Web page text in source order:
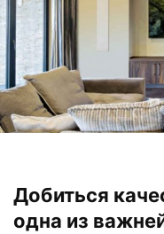
Добиться
одна из